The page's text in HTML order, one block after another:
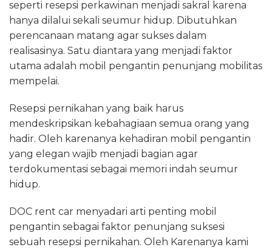
seperti resepsi perkawinan menjadi sakral karena
hanya dilalui sekali seumur hidup. Dibutuhkan
perencanaan matang agar sukses dalam
realisasinya. Satu diantara yang menjadi faktor
utama adalah mobil pengantin penunjang mobilitas
mempelai.
Resepsi pernikahan yang baik harus
mendeskripsikan kebahagiaan semua orang yang
hadir. Oleh karenanya kehadiran mobil pengantin
yang elegan wajib menjadi bagian agar
terdokumentasi sebagai memori indah seumur
hidup.
DOC rent car menyadari arti penting mobil
pengantin sebagai faktor penunjang suksesi
sebuah resepsi pernikahan. Oleh Karenanya kami